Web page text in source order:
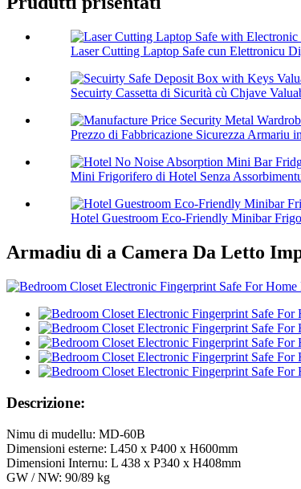
Laser Cutting Laptop Safe cun Elettronicu
Secuirty Cassetta di Sicurità cù Chjave
Prezzo di Fabbricazione Sicurezza Armariu
Mini Frigorifero di Hotel Senza
Hotel Guestroom Eco-Friendly Minibar
Armadiu di a Camera Da Letto
Descrizione:
Nimu di mudellu: MD-60B
Dimensioni esterne: L450 x P400 x H600mm
Dimensioni Internu: L 438 x P340 x H408mm
GW / NW: 90/89 kg